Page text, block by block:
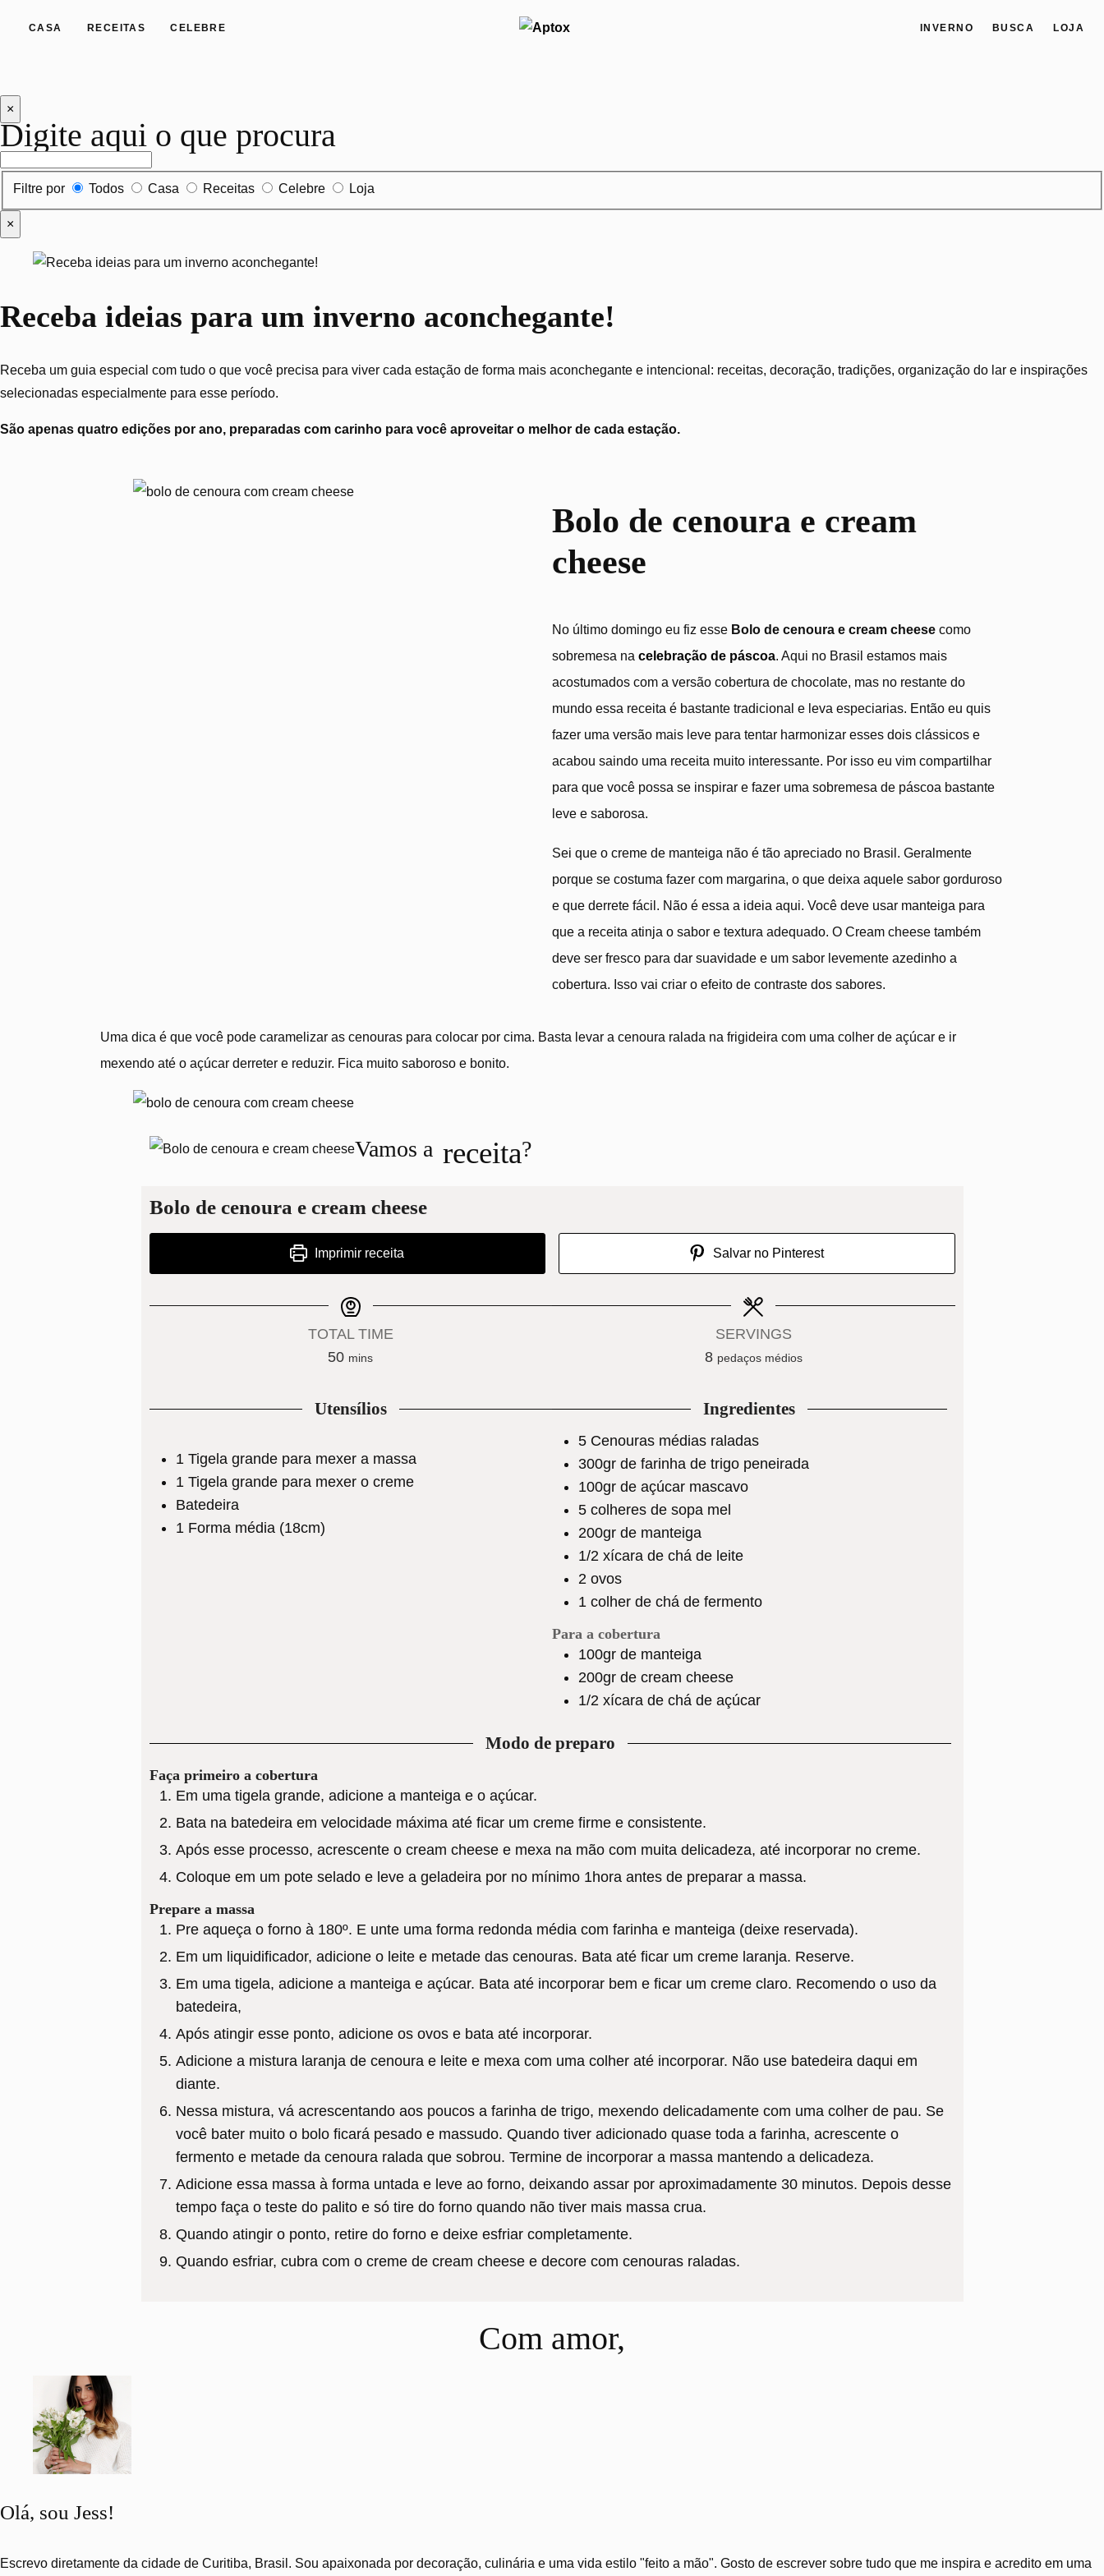
CASA RECEITAS CELEBRE INVERNO BUSCA LOJA
×
Digite aqui o que procura
Filtrar por tipo de conteúdo
Filtre por Todos Casa Receitas Celebre Loja
×
Receba ideias para um inverno aconchegante!
Receba um guia especial com tudo o que você precisa para viver cada estação de forma mais aconchegante e intencional: receitas, decoração, tradições, organização do lar e inspirações
selecionadas especialmente para esse período.
São apenas quatro edições por ano, preparadas com carinho para você aproveitar o melhor de cada estação.
Bolo de cenoura e cream cheese
Bolo de cenoura e cream
cheese
No último domingo eu fiz esse Bolo de cenoura e cream cheese como
sobremesa na celebração de páscoa. Aqui no Brasil estamos mais
acostumados com a versão cobertura de chocolate, mas no restante do
mundo essa receita é bastante tradicional e leva especiarias. Então eu quis
fazer uma versão mais leve para tentar harmonizar esses dois clássicos e
acabou saindo uma receita muito interessante. Por isso eu vim compartilhar
para que você possa se inspirar e fazer uma sobremesa de páscoa bastante
leve e saborosa.
Sei que o creme de manteiga não é tão apreciado no Brasil. Geralmente
porque se costuma fazer com margarina, o que deixa aquele sabor gorduroso
e que derrete fácil. Não é essa a ideia aqui. Você deve usar manteiga para
que a receita atinja o sabor e textura adequado. O Cream cheese também
deve ser fresco para dar suavidade e um sabor levemente azedinho a
cobertura. Isso vai criar o efeito de contraste dos sabores.
Uma dica é que você pode caramelizar as cenouras para colocar por cima. Basta levar a cenoura ralada na frigideira com uma colher de açúcar e ir
mexendo até o açúcar derreter e reduzir. Fica muito saboroso e bonito.
Vamos a receita?
Bolo de cenoura e cream cheese
Imprimir receita Salvar no Pinterest
TOTAL TIME
50minutes
mins
SERVINGS
8 pedaços médios
Utensílios
1 Tigela grande para mexer a massa
1 Tigela grande para mexer o creme
Batedeira
1 Forma média (18cm)
Ingredientes
5 Cenouras médias raladas
300gr de farinha de trigo peneirada
100gr de açúcar mascavo
5 colheres de sopa mel
200gr de manteiga
1/2 xícara de chá de leite
2 ovos
1 colher de chá de fermento
Para a cobertura
100gr de manteiga
200gr de cream cheese
1/2 xícara de chá de açúcar
Modo de preparo
Faça primeiro a cobertura
Em uma tigela grande, adicione a manteiga e o açúcar.
Bata na batedeira em velocidade máxima até ficar um creme firme e consistente.
Após esse processo, acrescente o cream cheese e mexa na mão com muita delicadeza, até incorporar no creme.
Coloque em um pote selado e leve a geladeira por no mínimo 1hora antes de preparar a massa.
Prepare a massa
Pre aqueça o forno à 180º. E unte uma forma redonda média com farinha e manteiga (deixe reservada).
Em um liquidificador, adicione o leite e metade das cenouras. Bata até ficar um creme laranja. Reserve.
Em uma tigela, adicione a manteiga e açúcar. Bata até incorporar bem e ficar um creme claro. Recomendo o uso da
batedeira,
Após atingir esse ponto, adicione os ovos e bata até incorporar.
Adicione a mistura laranja de cenoura e leite e mexa com uma colher até incorporar. Não use batedeira daqui em
diante.
Nessa mistura, vá acrescentando aos poucos a farinha de trigo, mexendo delicadamente com uma colher de pau. Se
você bater muito o bolo ficará pesado e massudo. Quando tiver adicionado quase toda a farinha, acrescente o
fermento e metade da cenoura ralada que sobrou. Termine de incorporar a massa mantendo a delicadeza.
Adicione essa massa à forma untada e leve ao forno, deixando assar por aproximadamente 30 minutos. Depois desse
tempo faça o teste do palito e só tire do forno quando não tiver mais massa crua.
Quando atingir o ponto, retire do forno e deixe esfriar completamente.
Quando esfriar, cubra com o creme de cream cheese e decore com cenouras raladas.
Com amor,
Olá, sou Jess!
Escrevo diretamente da cidade de Curitiba, Brasil. Sou apaixonada por decoração, culinária e uma vida estilo "feito a mão". Gosto de escrever sobre tudo que me inspira e acredito em uma